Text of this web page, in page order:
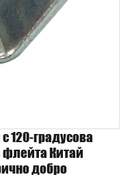
120-градусова
Китай
добро